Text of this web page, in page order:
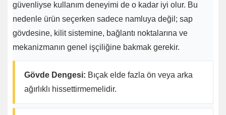
güvenliyse kullanım deneyimi de o kadar iyi olur. Bu
nedenle ürün seçerken sadece namluya değil; sap
gövdesine, kilit sistemine, bağlantı noktalarına ve
mekanizmanın genel işçiliğine bakmak gerekir.
Gövde Dengesi: Bıçak elde fazla ön veya arka
ağırlıklı hissettirmemelidir.